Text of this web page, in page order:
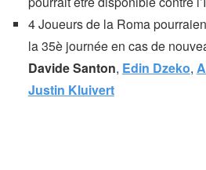
4 Joueurs de la Roma
la 35è journée en cas de
Davide Santon, Edin Dzeko,
Justin Kluivert